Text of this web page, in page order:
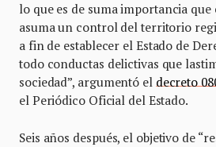
lo que es de suma importancia
asuma un control del territorio
a fin de establecer el Estado de
todo conductas delictivas que
sociedad”, argumentó el decreto
el Periódico Oficial del Estado.
Seis años después, el objetivo de